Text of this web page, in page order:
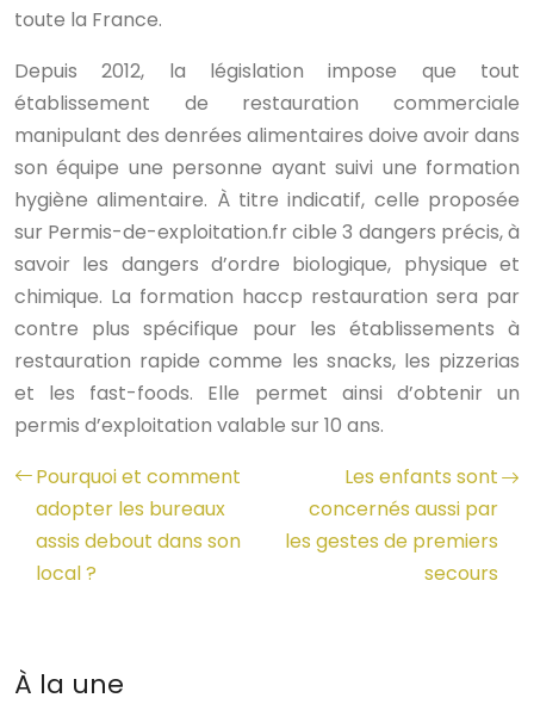
toute la France.
Depuis 2012, la législation impose que tout
établissement de restauration commerciale
manipulant des denrées alimentaires doive avoir dans
son équipe une personne ayant suivi une formation
hygiène alimentaire. À titre indicatif, celle proposée
sur Permis-de-exploitation.fr cible 3 dangers précis, à
savoir les dangers d’ordre biologique, physique et
chimique. La formation haccp restauration sera par
contre plus spécifique pour les établissements à
restauration rapide comme les snacks, les pizzerias
et les fast-foods. Elle permet ainsi d’obtenir un
permis d’exploitation valable sur 10 ans.
Pourquoi et comment
adopter les bureaux
assis debout dans son
local ?
Les enfants sont
concernés aussi par
les gestes de premiers
secours
À la une